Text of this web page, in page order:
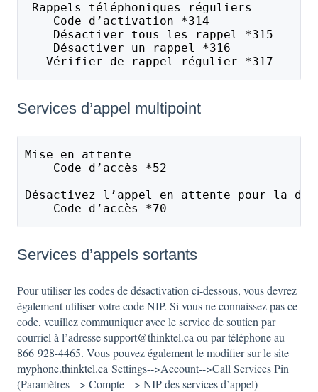
Rappels téléphoniques réguliers
    Code d’activation *314
    Désactiver tous les rappel *315
    Désactiver un rappel *316
   Vérifier de rappel régulier *317
Services d’appel multipoint
Mise en attente
    Code d’accès *52
Désactivez l’appel en attente pour la
    Code d’accès *70
Services d’appels sortants
Pour utiliser les codes de désactivation ci-dessous, vous devrez
également utiliser votre code NIP. Si vous ne connaissez pas ce
code, veuillez communiquer avec le service de soutien par
courriel à l’adressesupport@thinktel.ca ou par téléphone au
866 928-4465. Vous pouvez également le modifier sur le site
myphone.thinktel.ca Settings-->Account-->Call Services Pin
(Paramètres --> Compte --> NIP des services d’appel)